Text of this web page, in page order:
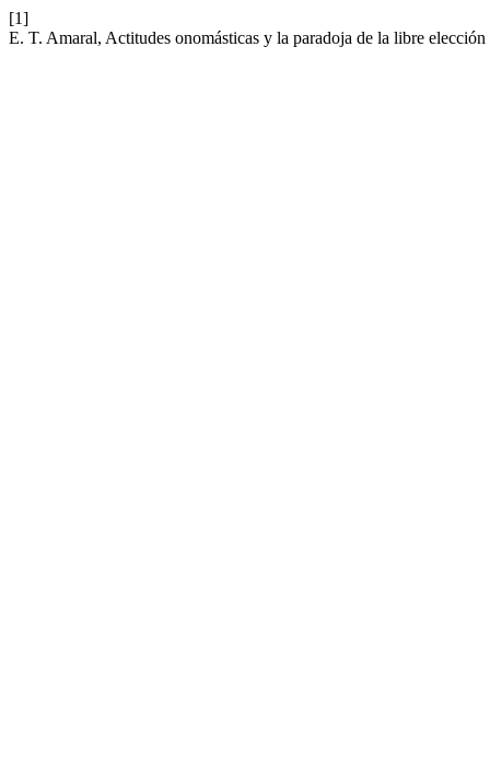
[1]
E. T. Amaral, Actitudes onomásticas y la paradoja de la libre